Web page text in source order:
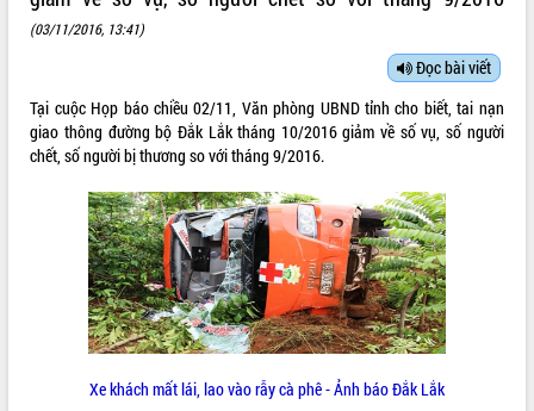
SỞ, BAN, NGÀNH
UBND CÁC XÃ, PHƯỜNG
THÔNG TIN CHỈ ĐẠO ĐIỀU HÀNH
HỆ THỐNG VĂN BẢN
VĂN BẢN HĐND TỈNH
ĐIỂM TIN VĂN BẢN
QUY HOẠCH - KẾ HOẠCH
(03/11/2016, 13:41)
Đọc bài viết
Tại cuộc Họp báo chiều 02/11, Văn phòng UBND tỉnh cho biết, tai nạn
giao thông đường bộ Đắk Lắk tháng 10/2016 giảm về số vụ, số người
chết, số người bị thương so với tháng 9/2016.
Xe khách mất lái, lao vào rẫy cà phê - Ảnh báo Đắk Lắk